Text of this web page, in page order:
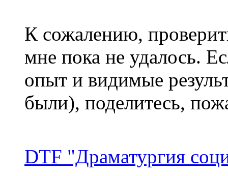
К сожалению,
мне пока не удалось.
опыт и видимые
были), поделитесь,
DTF "Драматургия